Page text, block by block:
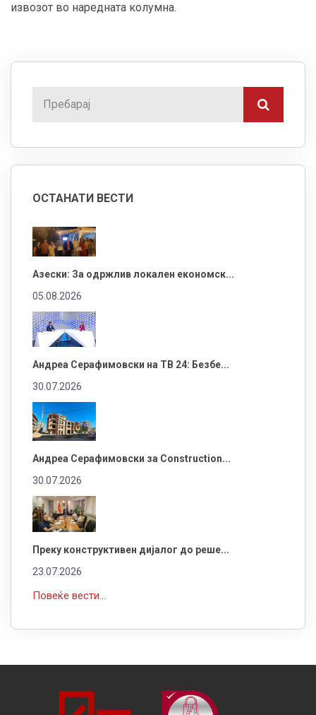
извозот во наредната колумна.
ОСТАНАТИ ВЕСТИ
Азески: За одржлив локален економск...
05.08.2026
Андреа Серафимовски на ТВ 24: Безбе...
30.07.2026
Андреа Серафимовски за Construction...
30.07.2026
Преку конструктивен дијалог до реше...
23.07.2026
Повеќе вести...